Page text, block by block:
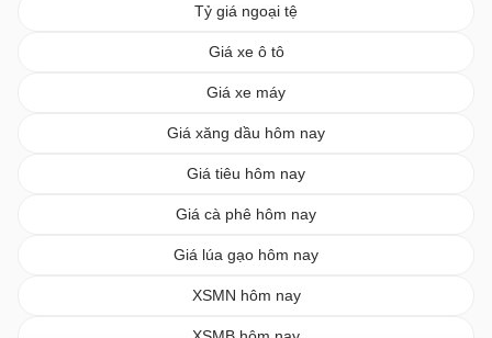
Tỷ giá ngoại tệ
Giá xe ô tô
Giá xe máy
Giá xăng dầu hôm nay
Giá tiêu hôm nay
Giá cà phê hôm nay
Giá lúa gạo hôm nay
XSMN hôm nay